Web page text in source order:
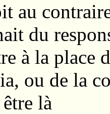
au
du
à la place
ou de la
là